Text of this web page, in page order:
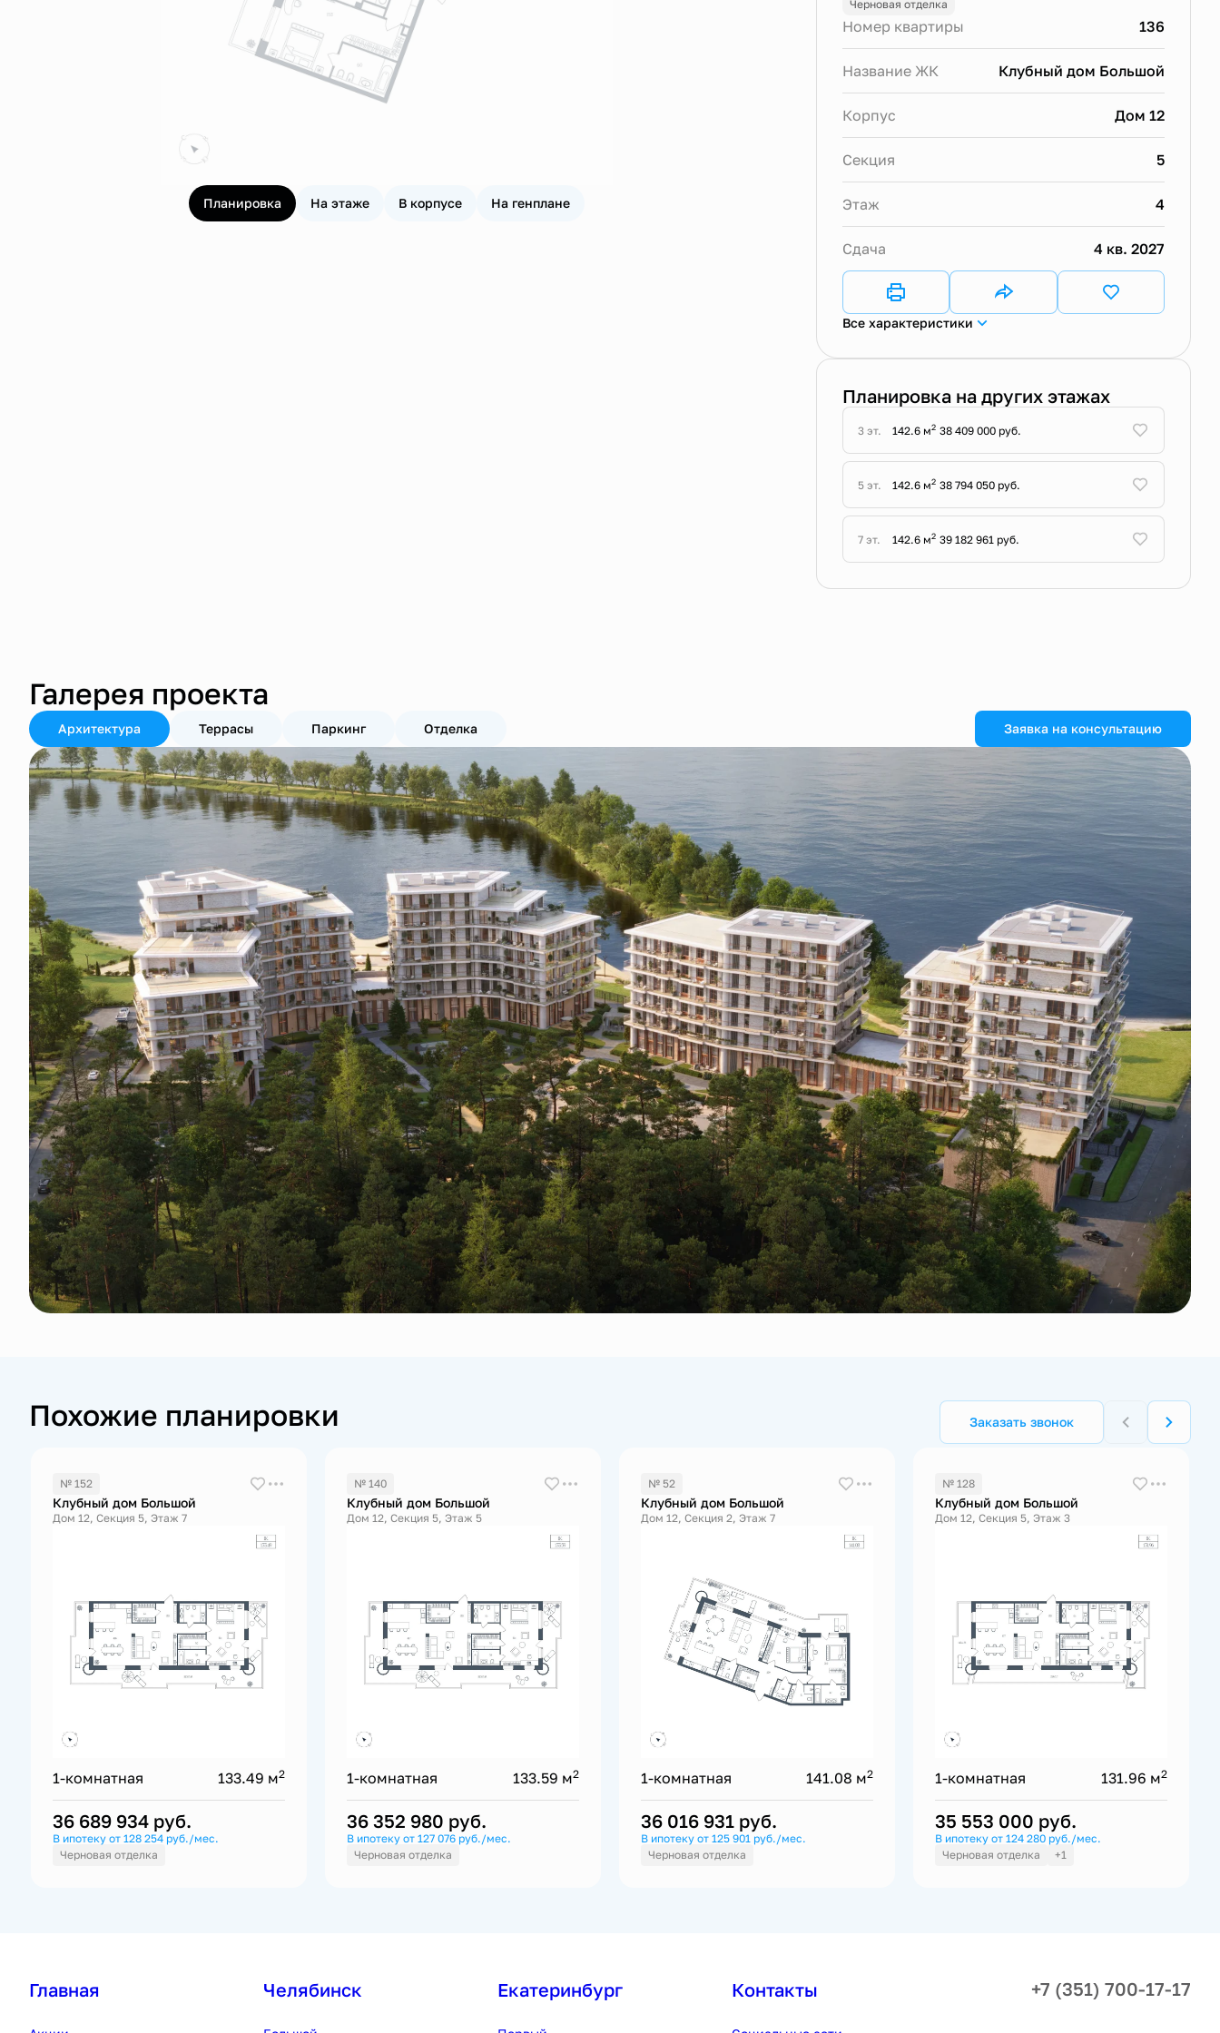
Планировка На этаже В корпусе На генплане
Черновая отделка
Номер квартиры 136
Название ЖК Клубный дом Большой
Корпус Дом 12
Секция 5
Этаж 4
Сдача 4 кв. 2027
Все характеристики
Планировка на других этажах
3 эт. 142.6 м2 38 409 000 руб.
5 эт. 142.6 м2 38 794 050 руб.
7 эт. 142.6 м2 39 182 961 руб.
Галерея проекта
Архитектура Террасы Паркинг Отделка Заявка на консультацию
Похожие планировки Заказать звонок
№ 152
Клубный дом Большой
Дом 12, Секция 5, Этаж 7
1-комнатная 133.49 м2
36 689 934 руб.
В ипотеку от 128 254 руб./мес.
Черновая отделка
№ 140
Клубный дом Большой
Дом 12, Секция 5, Этаж 5
1-комнатная 133.59 м2
36 352 980 руб.
В ипотеку от 127 076 руб./мес.
Черновая отделка
№ 52
Клубный дом Большой
Дом 12, Секция 2, Этаж 7
1-комнатная 141.08 м2
36 016 931 руб.
В ипотеку от 125 901 руб./мес.
Черновая отделка
№ 128
Клубный дом Большой
Дом 12, Секция 5, Этаж 3
1-комнатная 131.96 м2
35 553 000 руб.
В ипотеку от 124 280 руб./мес.
Черновая отделка
+1
Главная Челябинск Екатеринбург Контакты +7 (351) 700-17-17